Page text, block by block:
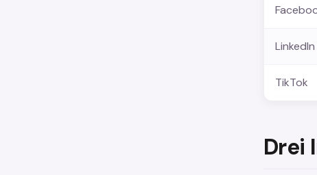
LinkedIn
TikTok
Drei